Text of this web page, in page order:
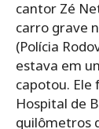
cantor Zé
carro grave
(Polícia
estava em
capotou. Ele
Hospital de
quilômetros